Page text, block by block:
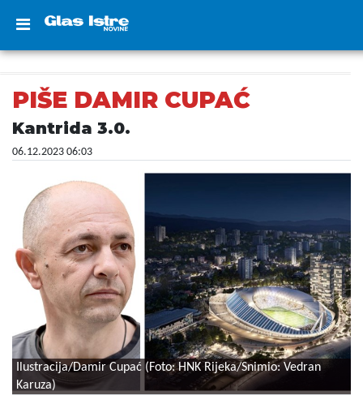
PIŠE DAMIR CUPAĆ
Kantrida 3.0.
06.12.2023 06:03
Ilustracija/Damir Cupać (Foto: HNK Rijeka/Snimio: Vedran
Karuza)